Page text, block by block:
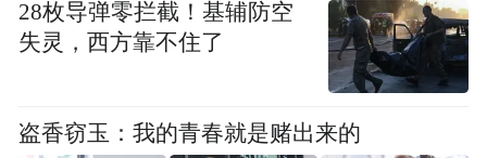
28枚导弹零拦截！基辅防空
失灵，西方靠不住了
盗香窃玉：我的青春就是赌出来的